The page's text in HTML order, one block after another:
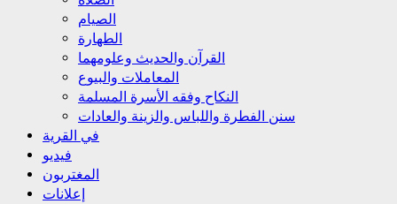
الصيام
الطهارة
القرآن والحديث وعلومهما
المعاملات والبيوع
النكاح وفقه الأسرة المسلمة
سنن الفطرة واللباس والزينة والعادات
في القرية
فيديو
المغتربون
إعلانات